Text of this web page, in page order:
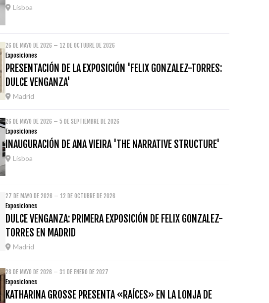
Lisboa
26 DE MAYO DE 2026 – 12 DE OCTUBRE DE 2026
Exposiciones
PRESENTACIÓN DE LA EXPOSICIÓN 'FELIX GONZALEZ-TORRES:
DULCE VENGANZA'
Madrid
26 DE MAYO DE 2026 – 5 DE SEPTIEMBRE DE 2026
Exposiciones
INAUGURACIÓN DE ANA VIEIRA 'THE NARRATIVE STRUCTURE'
Lisboa
27 DE MAYO DE 2026 – 12 DE OCTUBRE DE 2026
Exposiciones
DULCE VENGANZA: PRIMERA EXPOSICIÓN DE FELIX GONZALEZ-
TORRES EN MADRID
Madrid
28 DE MAYO DE 2026 – 31 DE ENERO DE 2027
Exposiciones
KATHARINA GROSSE PRESENTA «RAÍCES» EN LA LONJA DE